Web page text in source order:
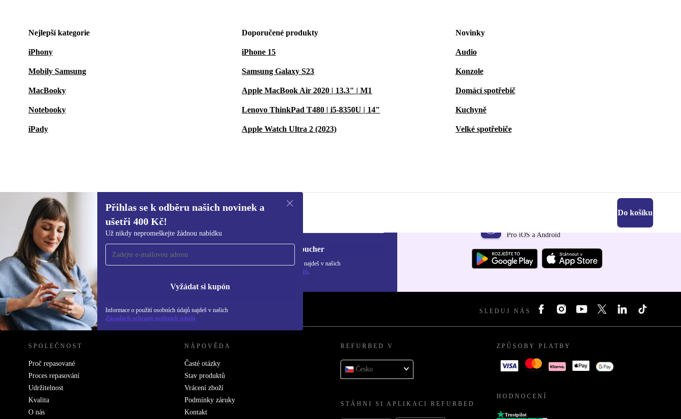
Nejlepší kategorie
iPhony
Mobily Samsung
MacBooky
Notebooky
iPady
Doporučené produkty
iPhone 15
Samsung Galaxy S23
Apple MacBook Air 2020 | 13.3" | M1
Lenovo ThinkPad T480 | i5-8350U | 14"
Apple Watch Ultra 2 (2023)
Novinky
Audio
Konzole
Domácí spotřebič
Kuchyně
Velké spotřebiče
655 Kč Do košíku
Přihlas se k odběru našich novinek a
ušetři 400 Kč!
Už nikdy nepromeškejte žádnou nabídku
Vyžádat si kupón
Informace o použití osobních údajů najdeš v našich
Zásadách ochrany osobních údajů
Přihlas se k odběru našich novinek a
ušetři 400 Kč!
Už nikdy nepromeškej žádnou nabídku.
Chci voucher
Informace o použití osobních údajů najdeš v našich
Zásadách ochrany osobních údajů.
Pro iOS a Android
REFURBED ČESKO - RETHINK NEW. SLEDUJ NÁS
SPOLEČNOST
Proč repasované
Proces repasování
Udržitelnost
Kvalita
O nás
NÁPOVĚDA
Časté otázky
Stav produktů
Vrácení zboží
Podmínky záruky
Kontakt
REFURBED V
Česko
STÁHNI SI APLIKACI REFURBED
ZPŮSOBY PLATBY
HODNOCENÍ
Trustpilot